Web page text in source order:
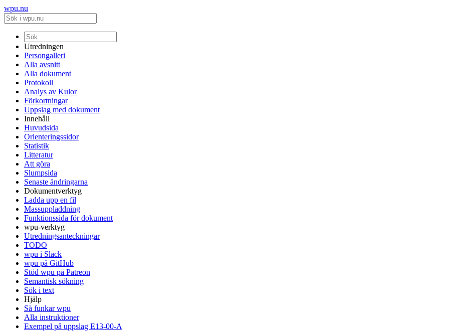
wpu.nu
Utredningen
Persongalleri
Alla avsnitt
Alla dokument
Protokoll
Analys av Kulor
Förkortningar
Uppslag med dokument
Innehåll
Huvudsida
Orienteringssidor
Statistik
Litteratur
Att göra
Slumpsida
Senaste ändringarna
Dokumentverktyg
Ladda upp en fil
Massuppladdning
Funktionssida för dokument
wpu-verktyg
Utredningsanteckningar
TODO
wpu i Slack
wpu på GitHub
Stöd wpu på Patreon
Semantisk sökning
Sök i text
Hjälp
Så funkar wpu
Alla instruktioner
Exempel på uppslag E13-00-A